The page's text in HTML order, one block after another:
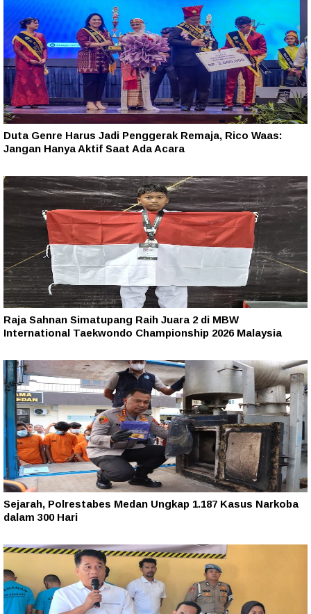
Duta Genre Harus Jadi Penggerak Remaja, Rico Waas:
Jangan Hanya Aktif Saat Ada Acara
Raja Sahnan Simatupang Raih Juara 2 di MBW
International Taekwondo Championship 2026 Malaysia
Sejarah, Polrestabes Medan Ungkap 1.187 Kasus Narkoba
dalam 300 Hari